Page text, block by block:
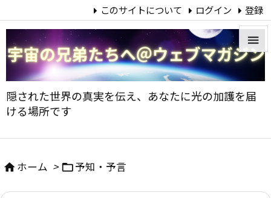
隠された世界の真実を伝え、あなたに光の加護を届
ける場所です


メニ


次へ
このサイトについて ログイン 登録
ホーム > 予知・予言